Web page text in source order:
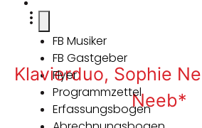
FB Musiker
FB Gastgeber
Flyer
Programmzettel
Erfassungsbogen
Klavierduo, Sophie
Neeb*